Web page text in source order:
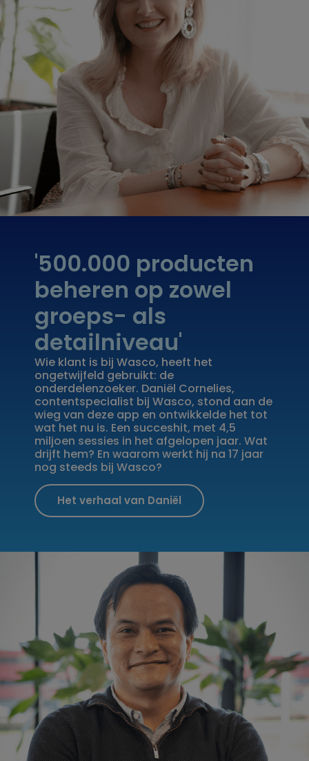
'500.000 producten
beheren op zowel
groeps- als
detailniveau'
Wie klant is bij Wasco, heeft het
ongetwijfeld gebruikt: de
onderdelenzoeker. Daniël Cornelies,
contentspecialist bij Wasco, stond aan de
wieg van deze app en ontwikkelde het tot
wat het nu is. Een succeshit, met 4,5
miljoen sessies in het afgelopen jaar. Wat
drijft hem? En waarom werkt hij na 17 jaar
nog steeds bij Wasco?
Het verhaal van Daniël